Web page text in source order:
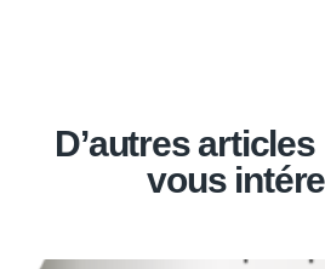
D’autres
vous